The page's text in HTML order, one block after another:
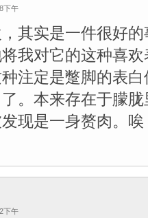
下午
其实是一件很好
我对它的这种喜
注定是蹩脚的表
。本来存在于朦
现是一身赘肉。
下午